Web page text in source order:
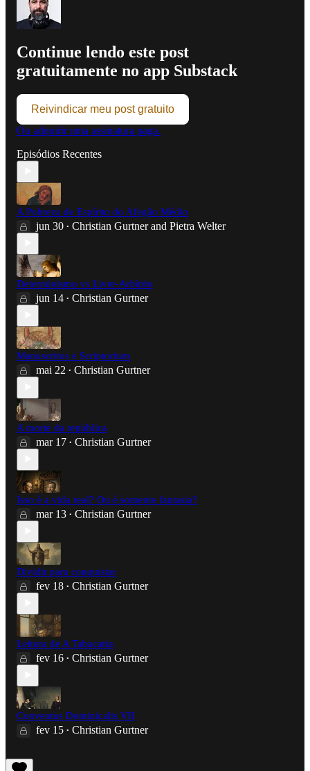
Continue lendo este post
gratuitamente no app Substack
Reivindicar meu post gratuito
Ou adquirir uma assinatura paga.
Episódios Recentes
A Pobreza de Espírito do Afegão Médio
jun 30 • Christian Gurtnerand Pietra Welter
Determinismo vs Livre-Arbítrio
jun 14 • Christian Gurtner
Manuscritos e Scriptorium
mai 22 • Christian Gurtner
A morte da república
mar 17 • Christian Gurtner
Isso é a vida real? Ou é somente fantasia?
mar 13 • Christian Gurtner
Dividir para conquistar
fev 18 • Christian Gurtner
Leitura de A Tabacaria
fev 16 • Christian Gurtner
Conventus Dominicalis VII
fev 15 • Christian Gurtner